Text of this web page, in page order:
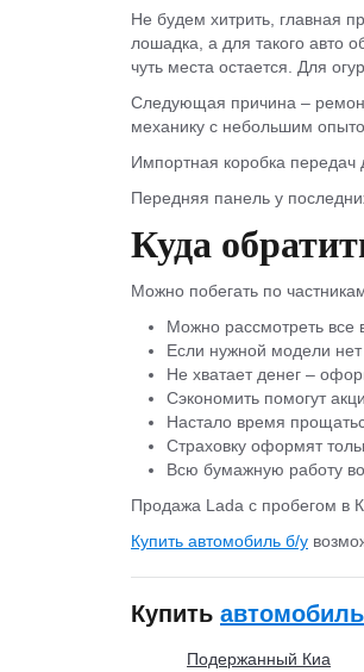
Не будем хитрить, главная
лошадка, а для такого авто
чуть места остается. Для
Следующая причина –
механику с небольшим
Импортная коробка передач
Передняя панель у
Куда
Можно побегать по
Можно рассмотреть все
Если нужной модели нет
Не хватает денег –
Сэкономить помогут
Настало время
Страховку оформят
Всю бумажную работу
Продажа Lada с пробегом в
Купить автомобиль б/у
Купить
Подержанный Киа